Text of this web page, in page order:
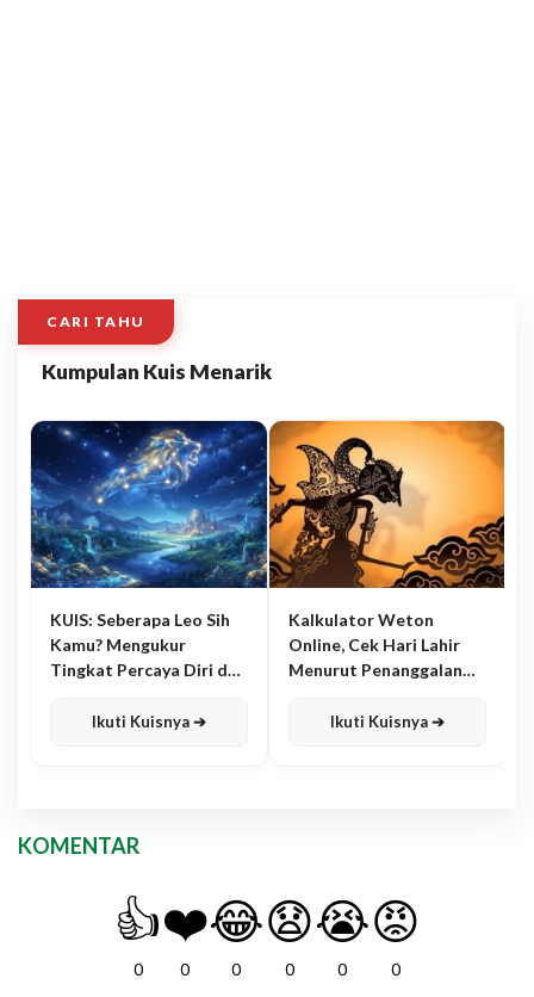
CARI TAHU
Kumpulan Kuis Menarik
KUIS: Seberapa Leo Sih
Kamu? Mengukur
Tingkat Percaya Diri dan
Ikuti Kuisnya ➔
Kalkulator Weton
Online, Cek Hari Lahir
Menurut Penanggalan
Ikuti Kuisnya ➔
KOMENTAR
👍
0
❤️
0
😂
0
😧
0
😭
0
😡
0